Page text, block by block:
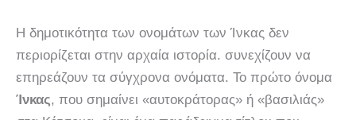
Η δημοτικότητα των ονομάτων των Ίνκας δεν
περιορίζεται στην αρχαία ιστορία. συνεχίζουν να
επηρεάζουν τα σύγχρονα ονόματα. Το πρώτο όνομα
Ίνκας, που σημαίνει «αυτοκράτορας» ή «βασιλιάς»